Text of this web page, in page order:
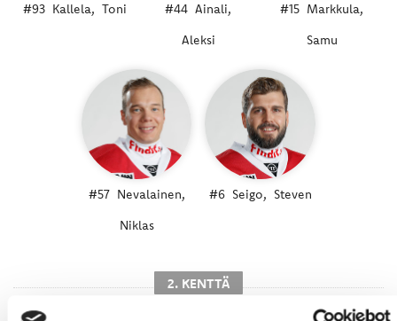
#93 Kallela, Toni #44 Ainali,
Aleksi
#15 Markkula,
Samu
#57 Nevalainen,
Niklas
#6 Seigo, Steven
2. KENTTÄ